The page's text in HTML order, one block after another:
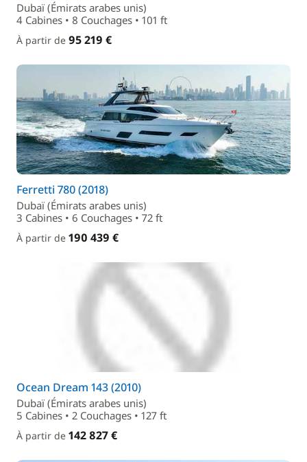
Dubaï (Émirats arabes unis)
4 Cabines • 8 Couchages • 101 ft
À partir de 95 219 €
Ferretti 780 (2018)
Dubaï (Émirats arabes unis)
3 Cabines • 6 Couchages • 72 ft
À partir de 190 439 €
Ocean Dream 143 (2010)
Dubaï (Émirats arabes unis)
5 Cabines • 2 Couchages • 127 ft
À partir de 142 827 €